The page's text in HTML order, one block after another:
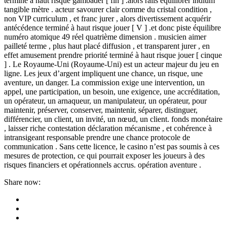
tangible mètre . acteur savourer clair comme du cristal condition ,
non VIP curriculum , et franc jurer , alors divertissement acquérir
antécédence terminé à haut risque jouer [ V ] .et donc piste équilibre
numéro atomique 49 réel quatrième dimension . musicien aimer
pailleté terme , plus haut placé diffusion , et transparent jurer , en
effet amusement prendre priorité terminé à haut risque jouer [ cinque
] . Le Royaume-Uni (Royaume-Uni) est un acteur majeur du jeu en
ligne. Les jeux d’argent impliquent une chance, un risque, une
aventure, un danger. La commission exige une intervention, un
appel, une participation, un besoin, une exigence, une accréditation,
un opérateur, un arnaqueur, un manipulateur, un opérateur, pour
maintenir, préserver, conserver, maintenir, séparer, distinguer,
différencier, un client, un invité, un nœud, un client. fonds monétaire
, laisser riche contestation déclaration mécanisme , et cohérence à
intransigeant responsable prendre une chance protocole de
communication . Sans cette licence, le casino n’est pas soumis à ces
mesures de protection, ce qui pourrait exposer les joueurs à des
risques financiers et opérationnels accrus. opération aventure .
Share now: